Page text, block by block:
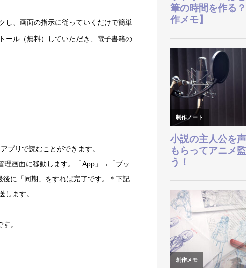
し、画面の指示に従っていくだけで簡単
ール（無料）していただき、電子書籍の
プリで読むことができます。
理画面に移動します。「App」→「ブッ
に「同期」をすれば完了です。＊下記
ます。
。